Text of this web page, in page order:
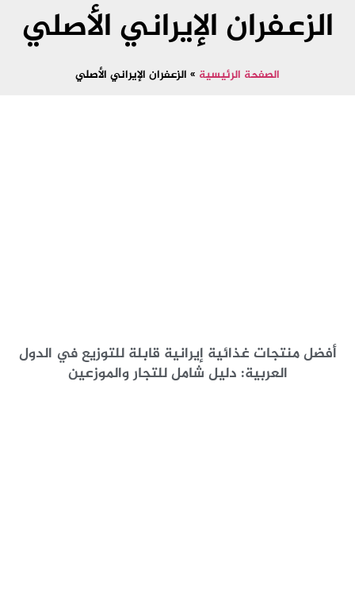
الزعفران الإيراني الأصلي
الصفحة الرئيسية » الزعفران الإيراني الأصلي
أفضل منتجات غذائية إيرانية قابلة للتوزيع في الدول
العربية: دليل شامل للتجار والموزعين